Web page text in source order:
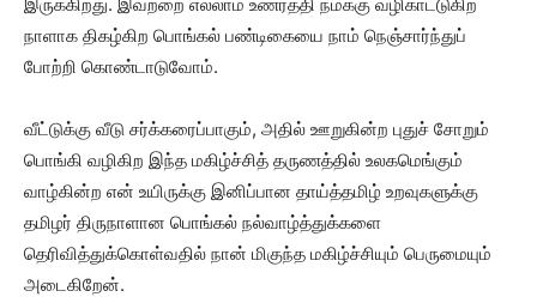
நாளாக திகழ்கிற பொங்கல் பண்டிகையை நாம் நெஞ்சார்ந்துப்
போற்றி கொண்டாடுவோம்.
வீட்டுக்கு வீடு சர்க்கரைப்பாகும், அதில் ஊறுகின்ற புதுச் சோறும்
பொங்கி வழிகிற இந்த மகிழ்ச்சித் தருணத்தில் உலகமெங்கும்
வாழ்கின்ற என் உயிருக்கு இனிப்பான தாய்த்தமிழ் உறவுகளுக்கு
தமிழர் திருநாளான பொங்கல் நல்வாழ்த்துக்களை
தெரிவித்துக்கொள்வதில் நான் மிகுந்த மகிழ்ச்சியும் பெருமையும்
அடைகிறேன்.